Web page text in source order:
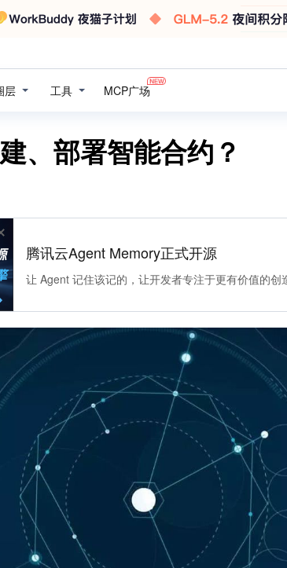
层 工具 MCP广场
、部署智能合约？
腾讯云Agent Memory正式开源
让 Agent 记住该记的，让开发者专注于更有价值的创